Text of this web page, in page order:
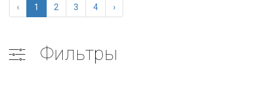
‹ 1 2 3 4 ›
Фильтры